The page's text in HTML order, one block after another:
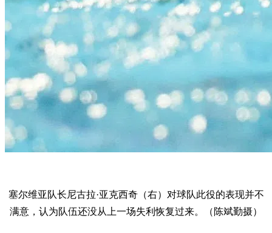
塞尔维亚队长尼古拉·亚克西奇（右）对球队此役的表现并不
满意，认为队伍还没从上一场失利恢复过来。（陈斌勤摄）